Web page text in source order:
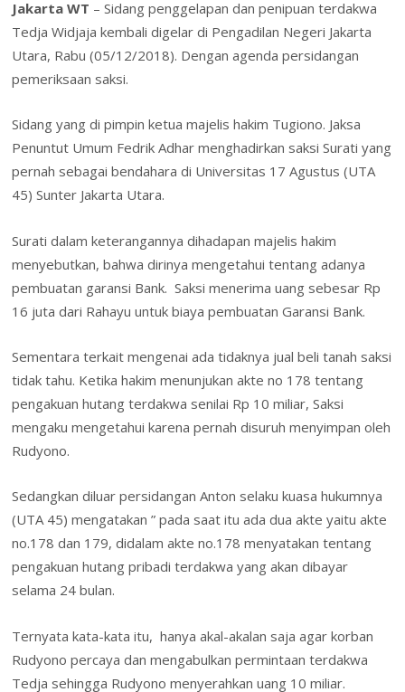
o
o
k
dI
n
st A
p
o
l ri
e
n
y
e
Jakarta WT – Sidang penggelapan dan penipuan terdakwa
Tedja Widjaja kembali digelar di Pengadilan Negeri Jakarta
Utara, Rabu (05/12/2018). Dengan agenda persidangan
pemeriksaan saksi.
Sidang yang di pimpin ketua majelis hakim Tugiono. Jaksa
Penuntut Umum Fedrik Adhar menghadirkan saksi Surati yang
pernah sebagai bendahara di Universitas 17 Agustus (UTA
45) Sunter Jakarta Utara.
Surati dalam keterangannya dihadapan majelis hakim
menyebutkan, bahwa dirinya mengetahui tentang adanya
pembuatan garansi Bank. Saksi menerima uang sebesar Rp
16 juta dari Rahayu untuk biaya pembuatan Garansi Bank.
Sementara terkait mengenai ada tidaknya jual beli tanah saksi
tidak tahu. Ketika hakim menunjukan akte no 178 tentang
pengakuan hutang terdakwa senilai Rp 10 miliar, Saksi
mengaku mengetahui karena pernah disuruh menyimpan oleh
Rudyono.
Sedangkan diluar persidangan Anton selaku kuasa hukumnya
(UTA 45) mengatakan ” pada saat itu ada dua akte yaitu akte
no.178 dan 179, didalam akte no.178 menyatakan tentang
pengakuan hutang pribadi terdakwa yang akan dibayar
selama 24 bulan.
Ternyata kata-kata itu, hanya akal-akalan saja agar korban
Rudyono percaya dan mengabulkan permintaan terdakwa
Tedja sehingga Rudyono menyerahkan uang 10 miliar.